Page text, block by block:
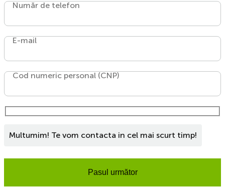
Număr de telefon
E-mail
Cod numeric personal (CNP)
Multumim! Te vom contacta in cel mai scurt timp!
Pasul următor